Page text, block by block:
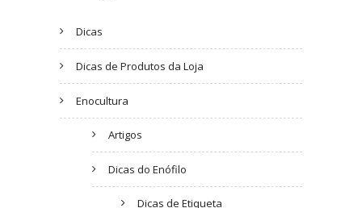
Dicas
Dicas de Produtos da Loja
Enocultura
Artigos
Dicas do Enófilo
Dicas de Etiqueta